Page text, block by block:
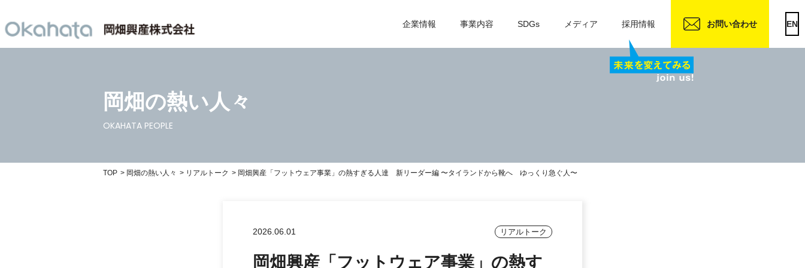
EN
企業情報 事業内容 SDGs メディア 採用情報 お問い合わせ
岡畑の熱い人々
OKAHATA PEOPLE
TOP 岡畑の熱い人々 リアルトーク 岡畑興産「フットウェア事業」の熱すぎる人達 新リーダー編 〜タイランドから靴へ ゆっくり急ぐ人〜
2026.06.01 リアルトーク
岡畑興産「フットウェア事業」の熱す